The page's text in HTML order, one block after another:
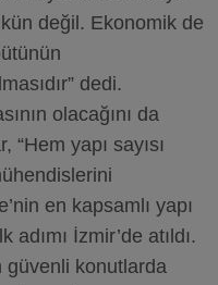
değil. Ekonomik de
dedi.
olacağını da
yapı sayısı
en kapsamlı yapı
adımı İzmir’de atıldı.
güvenli konutlarda